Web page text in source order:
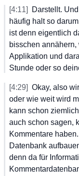
[4:11] Darstellt. Und
häufig halt so
ist denn eigentlich
bisschen annähern,
Applikation und
Stunde oder so
[4:29] Okay, also
oder wie weit wird
kann schon ziemlich
auch schon sagen,
Kommentare haben.
Datenbank
denn da für